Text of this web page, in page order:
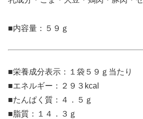
■内容量：５９ｇ
■栄養成分表示：１袋５９ｇ当たり
■エネルギー：２９３kcal
■たんぱく質：４．５ｇ
■脂質：１４．３ｇ